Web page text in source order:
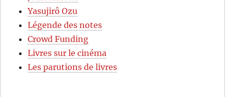
Yasujirô Ozu
Légende des notes
Crowd Funding
Livres sur le cinéma
Les parutions de livres